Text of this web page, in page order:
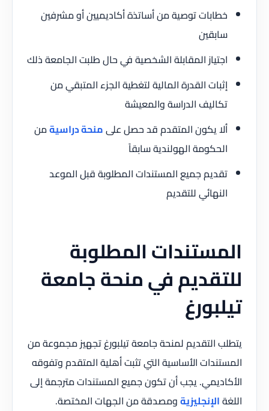
خطابات توصية من أساتذة أكاديميين أو مشرفين
سابقين
اجتياز المقابلة الشخصية في حال طلبت الجامعة ذلك
إثبات القدرة المالية لتغطية الجزء المتبقي من
تكاليف الدراسة والمعيشة
ألا يكون المتقدم قد حصل علىمنحة دراسيةمن
الحكومة الهولندية سابقاً
تقديم جميع المستندات المطلوبة قبل الموعد
النهائي للتقديم
المستندات المطلوبة
للتقديم في منحة جامعة
تيلبورغ
يتطلب التقديم لمنحة جامعة تيلبورغ تجهيز مجموعة من
المستندات الأساسية التي تثبت أهلية المتقدم وتفوقه
الأكاديمي. يجب أن تكون جميع المستندات مترجمة إلى
اللغةالإنجليزيةومصدقة من الجهات المختصة.